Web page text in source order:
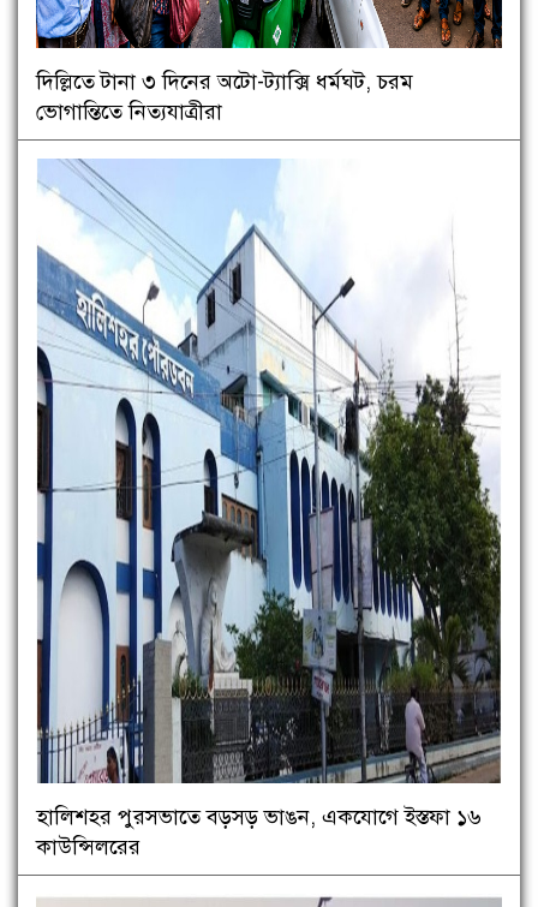
দিল্লিতে টানা ৩ দিনের অটো-ট্যাক্সি ধর্মঘট, চরম
ভোগান্তিতে নিত্যযাত্রীরা
হালিশহর পুরসভাতে বড়সড় ভাঙন, একযোগে ইস্তফা ১৬
কাউন্সিলরের